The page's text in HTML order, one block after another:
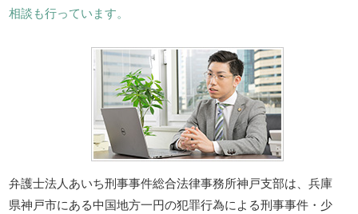
相談も行っています。
弁護士法人あいち刑事事件総合法律事務所神戸支部は、兵庫
県神戸市にある中国地方一円の犯罪行為による刑事事件・少